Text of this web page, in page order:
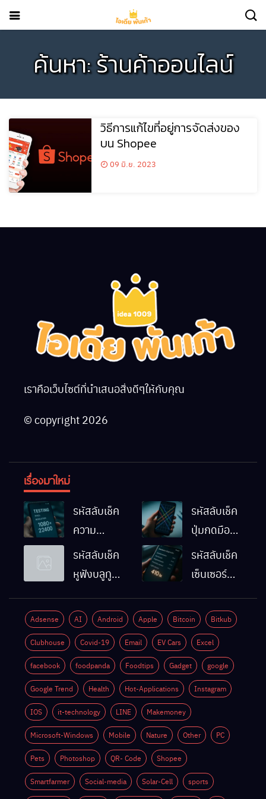
ค้นหา: ร้านค้าออนไลน์
วิธีการแก้ไขที่อยู่การจัดส่งของ
บน Shopee
09 มิ.ย. 2023
เราคือเว็บไซต์ที่นำเสนอสิ่งดีๆให้กับคุณ
© copyright 2026
เรื่องมาใหม่
รหัสลับเช็ค
ความ
ละเอียดหน้า
จอมือถือ
รหัสลับเช็ค
ปุ่มกดมือถือ
Android
ทำงานปกติ
รหัสลับเช็ค
หูฟังบลูทูธ
Android
ด้วยตัวเอง
รหัสลับเช็ค
เซ็นเซอร์
Android
ทำงานปกติ
ไหม
Adsense AI Android Apple Bitcoin Bitkub
Clubhouse Covid-19 Email EV Cars Excel
facebook foodpanda Foodtips Gadget google
Google Trend Health Hot-Applications Instagram
IOS it-technology LINE Makemoney
Microsoft-Windows Mobile Nature Other PC
Pets Photoshop QR- Code Shopee
Smartfarmer Social-media Solar-Cell sports